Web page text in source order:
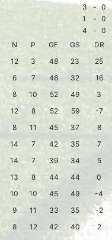
3 - 0
1 - 0
4 - 0
N P GF GS
DR
12 3 48 23
25
6 7 48 32
16
8 10 52 49
3
12 8 52 59
-7
8 11 45 37
8
14 7 42 35
7
14 7 39 34
5
13 8 44 44
0
10 10 45 49
-4
9 11 33 35
-2
8 12 42 40
2